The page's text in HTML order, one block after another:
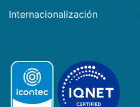
Internacionalización